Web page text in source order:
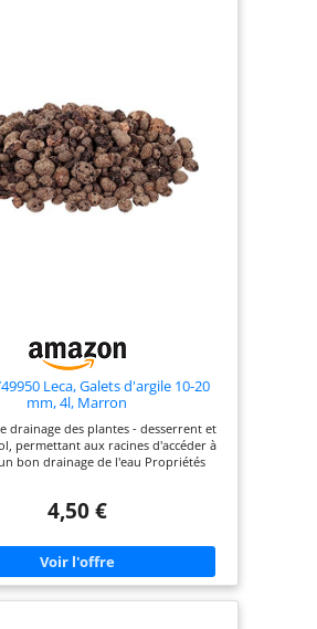
Leca, Galets d'argile 10-20
mm, 4l, Marron
drainage des plantes - desserrent et
permettant aux racines d'accéder à
bon drainage de l'eau Propriétés
Matériau de décoration - l'argile
pour les fleurs en pot et autres
Sûr à utiliser - l'argile expansée est
champignons et aux moisissures,
réduit donc le risque d'infection
4,50 €